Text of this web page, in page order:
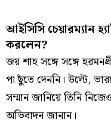
আইসিসি চেয়ারম্যান
করলেন?
জয় শাহ সঙ্গে সঙ্গে
পা ছুঁতে দেননি। উল্টে,
সম্মান জানিয়ে তিনি
অভিবাদন জানান।